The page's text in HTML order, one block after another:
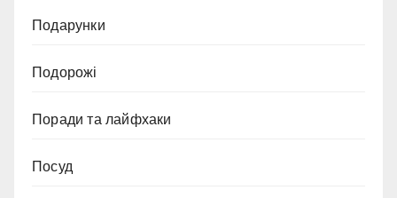
Подарунки
Подорожі
Поради та лайфхаки
Посуд